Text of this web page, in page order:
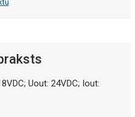
Uout: 24VDC; Iout: